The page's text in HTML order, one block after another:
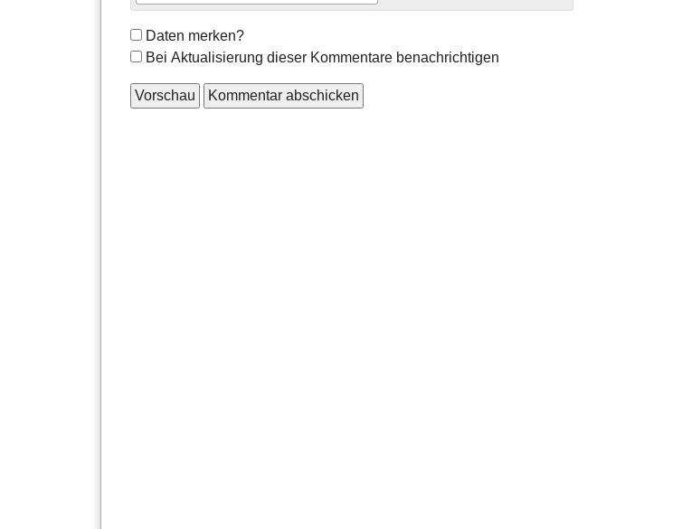
Formular-
Optionen
Daten merken?
Bei Aktualisierung dieser Kommentare benachrichtigen